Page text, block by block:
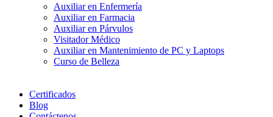
Auxiliar en Enfermería
Auxiliar en Farmacia
Auxiliar en Párvulos
Visitador Médico
Auxiliar en Mantenimiento de PC y Laptops
Curso de Belleza
Certificados
Blog